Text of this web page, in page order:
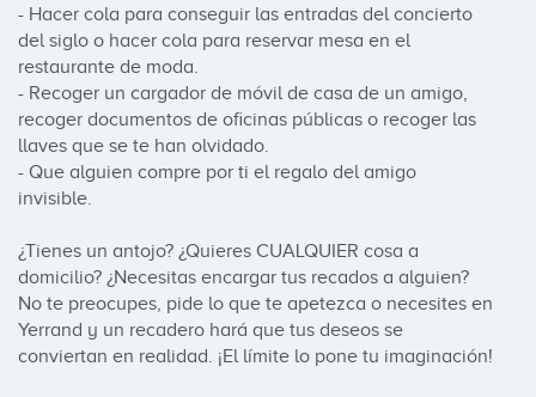
- Hacer cola para conseguir las entradas del concierto
del siglo o hacer cola para reservar mesa en el
restaurante de moda.
- Recoger un cargador de móvil de casa de un amigo,
recoger documentos de oficinas públicas o recoger las
llaves que se te han olvidado.
- Que alguien compre por ti el regalo del amigo
invisible.
¿Tienes un antojo? ¿Quieres CUALQUIER cosa a
domicilio? ¿Necesitas encargar tus recados a alguien?
No te preocupes, pide lo que te apetezca o necesites en
Yerrand y un recadero hará que tus deseos se
conviertan en realidad. ¡El límite lo pone tu imaginación!